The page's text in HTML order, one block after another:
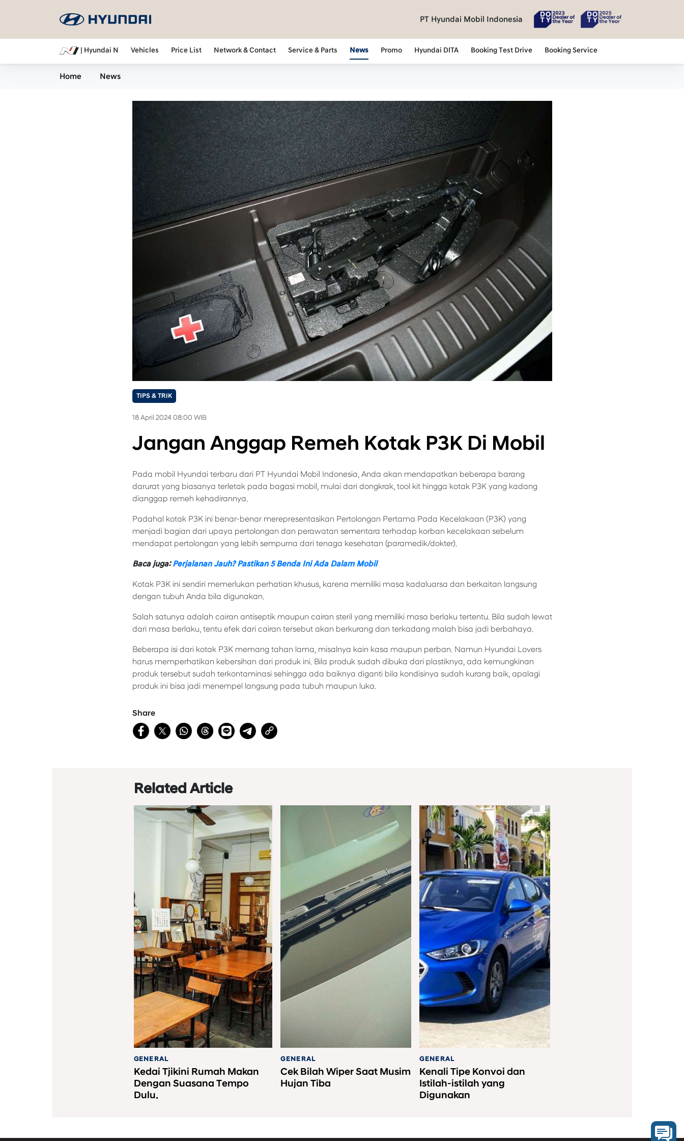
PT Hyundai Mobil Indonesia
| Hyundai N Vehicles Price List Network & Contact Service & Parts News Promo Hyundai DITA Booking Test Drive Booking Service
Home News
TIPS & TRIK
18 April 2024 08:00 WIB
Jangan Anggap Remeh Kotak P3K Di Mobil
Pada mobil Hyundai terbaru dari PT Hyundai Mobil Indonesia, Anda akan mendapatkan beberapa barang
darurat yang biasanya terletak pada bagasi mobil, mulai dari dongkrak, tool kit hingga kotak P3K yang kadang
dianggap remeh kehadirannya.
Padahal kotak P3K ini benar-benar merepresentasikan Pertolongan Pertama Pada Kecelakaan (P3K) yang
menjadi bagian dari upaya pertolongan dan perawatan sementara terhadap korban kecelakaan sebelum
mendapat pertolongan yang lebih sempurna dari tenaga kesehatan (paramedik/dokter).
Baca juga:Perjalanan Jauh? Pastikan 5 Benda Ini Ada Dalam Mobil
Kotak P3K ini sendiri memerlukan perhatian khusus, karena memiliki masa kadaluarsa dan berkaitan langsung
dengan tubuh Anda bila digunakan.
Salah satunya adalah cairan antiseptik maupun cairan steril yang memiliki masa berlaku tertentu. Bila sudah lewat
dari masa berlaku, tentu efek dari cairan tersebut akan berkurang dan terkadang malah bisa jadi berbahaya.
Beberapa isi dari kotak P3K memang tahan lama, misalnya kain kasa maupun perban. Namun Hyundai Lovers
harus memperhatikan kebersihan dari produk ini. Bila produk sudah dibuka dari plastiknya, ada kemungkinan
produk tersebut sudah terkontaminasi sehingga ada baiknya diganti bila kondisinya sudah kurang baik, apalagi
produk ini bisa jadi menempel langsung pada tubuh maupun luka.
Share
Related Article
GENERAL
Kedai Tjikini Rumah Makan
Dengan Suasana Tempo
Dulu.
GENERAL
Cek Bilah Wiper Saat Musim
Hujan Tiba
GENERAL
Kenali Tipe Konvoi dan
Istilah-istilah yang
Digunakan